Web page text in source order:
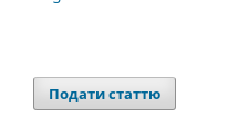
Подати статтю